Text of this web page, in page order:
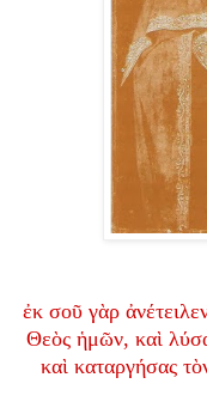
ἐκ σοῦ γὰρ
Θεὸς ἡμῶν, καὶ
καὶ καταργήσας